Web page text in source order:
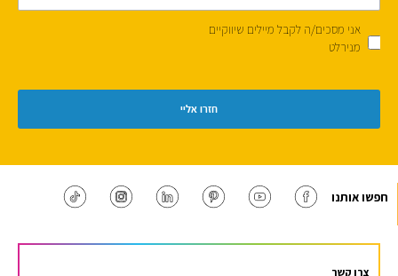
אני מסכים/ה לקבל מיילים שיווקיים
מנירלט
חפשו אותנו
צרו קשר